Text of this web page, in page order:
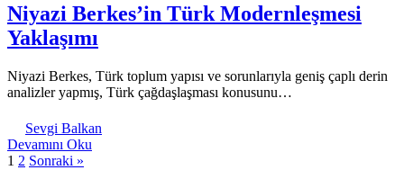
Niyazi Berkes’in Türk Modernleşmesi
Yaklaşımı
Niyazi Berkes, Türk toplum yapısı ve sorunlarıyla geniş çaplı derin
analizler yapmış, Türk çağdaşlaşması konusunu…
Sevgi Balkan
Devamını Oku
1 2 Sonraki »